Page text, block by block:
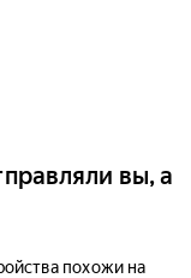
вы, а
похожи на